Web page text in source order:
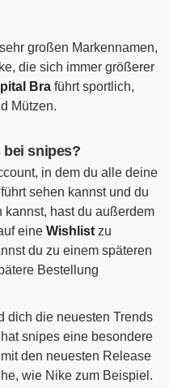
großen Markennamen,
die sich immer größerer
Braführt sportlich,
Mützen.
bei snipes?
in dem du alle deine
sehen kannst und du
hast du außerdem
eine Wishlistzu
du zu einem späteren
Bestellung
dich die neuesten Trends
snipes eine besondere
mit den neuesten Release
wie Nike zum Beispiel.